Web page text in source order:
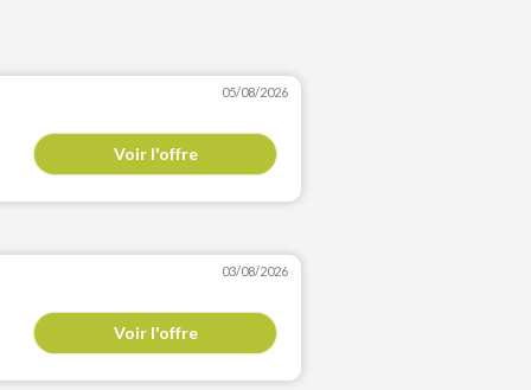
05/08/2026
Voir l'offre
03/08/2026
Voir l'offre